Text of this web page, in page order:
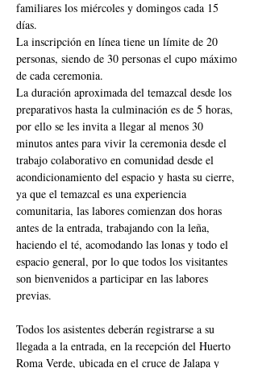
familiares los miércoles y domingos cada 15
días.
La inscripción en línea tiene un límite de 20
personas, siendo de 30 personas el cupo máximo
de cada ceremonia.
La duración aproximada del temazcal desde los
preparativos hasta la culminación es de 5 horas,
por ello se les invita a llegar al menos 30
minutos antes para vivir la ceremonia desde el
trabajo colaborativo en comunidad desde el
acondicionamiento del espacio y hasta su cierre,
ya que el temazcal es una experiencia
comunitaria, las labores comienzan dos horas
antes de la entrada, trabajando con la leña,
haciendo el té, acomodando las lonas y todo el
espacio general, por lo que todos los visitantes
son bienvenidos a participar en las labores
previas.
Todos los asistentes deberán registrarse a su
llegada a la entrada, en la recepción del Huerto
Roma Verde, ubicada en el cruce de Jalapa y